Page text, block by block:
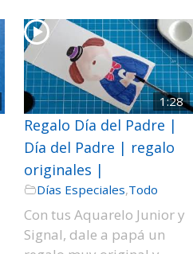
1:28
Regalo Día del Padre |
Día del Padre | regalo
originales |
Días Especiales,Todo
Con tus Aquarelo Junior y
Signal, dale a papá un